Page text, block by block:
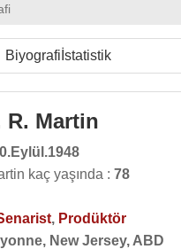
Biyografi İstatistik
R. Martin
kaç yaşında : 78
, Prodüktör
New Jersey, ABD